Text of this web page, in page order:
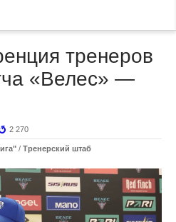
тренеров
«Велес» —
2 270
/ Тренерский штаб